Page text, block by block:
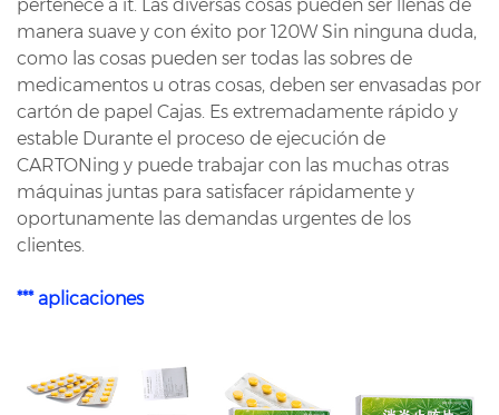
pertenece a it. Las diversas cosas pueden ser llenas de
manera suave y con éxito por 120W Sin ninguna duda,
como las cosas pueden ser todas las sobres de
medicamentos u otras cosas, deben ser envasadas por
cartón de papel Cajas. Es extremadamente rápido y
estable Durante el proceso de ejecución de
CARTONing y puede trabajar con las muchas otras
máquinas juntas para satisfacer rápidamente y
oportunamente las demandas urgentes de los
clientes.
*** aplicaciones